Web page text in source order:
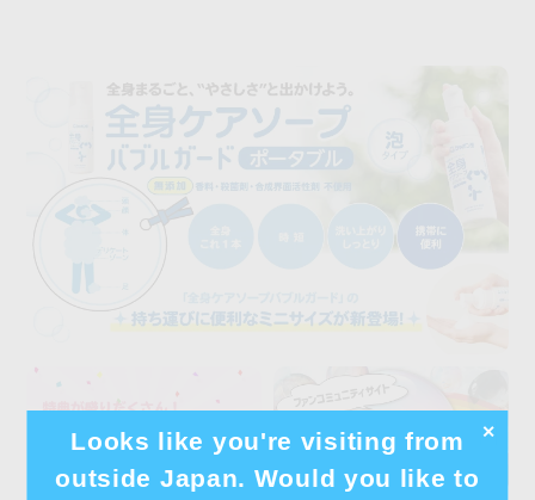
Looks like you're visiting from
outside Japan. Would you like to
✕